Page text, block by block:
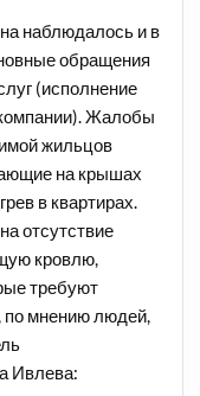
наблюдалось и в
обращения
(исполнение
Жалобы
жильцов
на крышах
в квартирах.
отсутствие
кровлю,
требуют
по мнению людей,
Ивлева: